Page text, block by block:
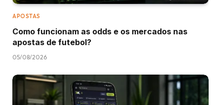
APOSTAS
Como funcionam as odds e os mercados nas
apostas de futebol?
05/08/2026